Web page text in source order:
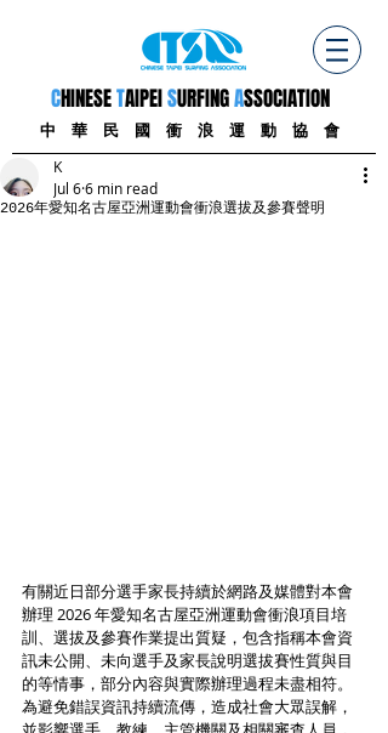
CHINESETAIPEISURFINGASSOCIATION
中 華 民 國 衝 浪 運 動 協 會
2026年愛知名古屋亞洲運動會衝浪選拔及參賽聲明
K
Jul 66 min read
有關近日部分選手家長持續於網路及媒體對本會
辦理 2026 年愛知名古屋亞洲運動會衝浪項目培
訓、選拔及參賽作業提出質疑，包含指稱本會資
訊未公開、未向選手及家長說明選拔賽性質與目
的等情事，部分內容與實際辦理過程未盡相符。
為避免錯誤資訊持續流傳，造成社會大眾誤解，